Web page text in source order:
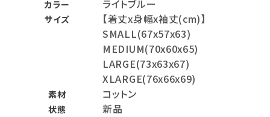
カラー ライトブルー
サイズ
【着丈x身幅x袖丈(cm)】
SMALL(67x57x63)
MEDIUM(70x60x65)
LARGE(73x63x67)
XLARGE(76x66x69)
素材 コットン
状態 新品